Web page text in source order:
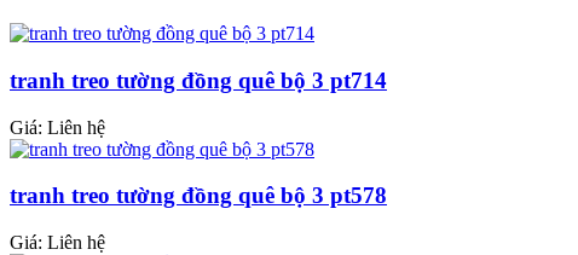
tranh treo tường đồng quê bộ 3 pt714
Giá: Liên hệ
tranh treo tường đồng quê bộ 3 pt578
Giá: Liên hệ